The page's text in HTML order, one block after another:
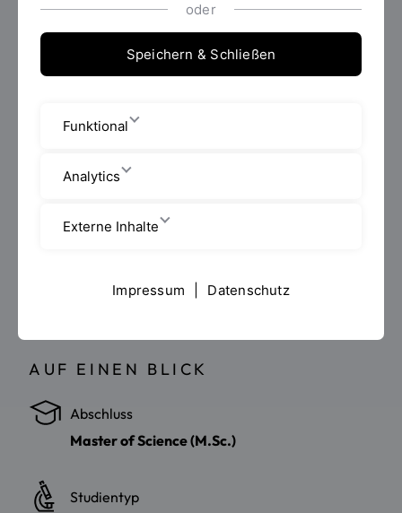
AUF EINEN BLICK
Abschluss
Master of Science (M.Sc.)
Studientyp
oder
Speichern & Schließen
Funktional
Analytics
Externe Inhalte
Impressum Datenschutz